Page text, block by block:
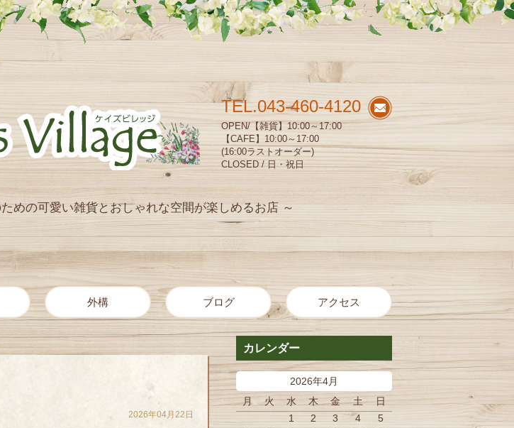
めの可愛い雑貨とおしゃれな空間が楽しめるお店 ～
TEL.043-460-4120
OPEN/【雑貨】10:00～17:00
【CAFE】10:00～17:00
(16:00ラストオーダー)
CLOSED / 日・祝日
外構 ブログ アクセス
2026年04月22日
カレンダー
2026年4月
月
火 水 木 金 土 日
1 2 3 4
5